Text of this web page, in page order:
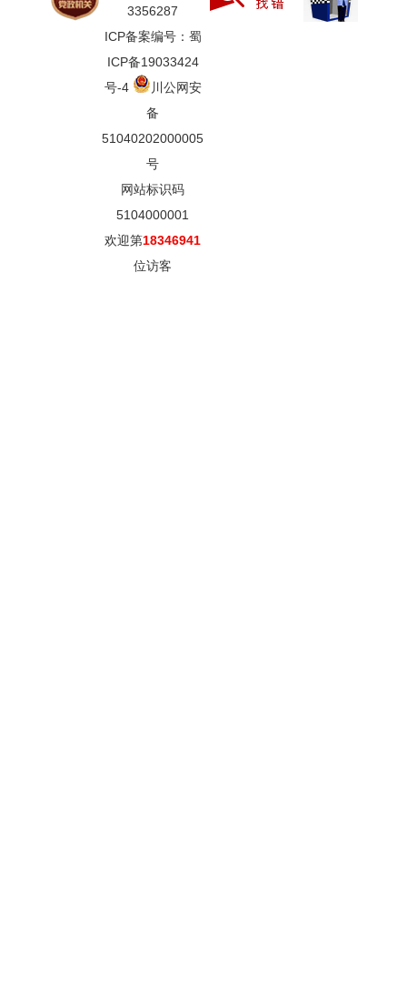
3356287
ICP备案编号：蜀
ICP备19033424
号-4
川公网安
备
51040202000005
号
网站标识码
5104000001
欢迎第18346941
位访客